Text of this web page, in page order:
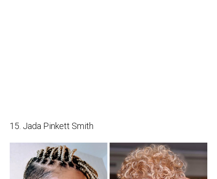
15. Jada Pinkett Smith